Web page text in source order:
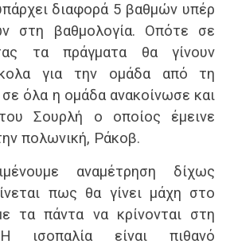
διαφορά 5 βαθμών υπέρ
στη βαθμολογία. Οπότε σε
τα πράγματα θα γίνουν
για την ομάδα από τη
όλα η ομάδα ανακοίνωσε και
Σουρλή ο οποίος έμεινε
πολωνική, Ράκοβ.
αναμέτρηση δίχως
πως θα γίνει μάχη στο
τα πάντα να κρίνονται στη
Η ισοπαλία είναι πιθανό